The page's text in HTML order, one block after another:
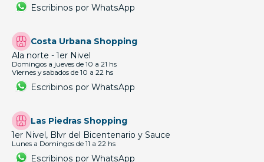
Escribinos por WhatsApp
Costa Urbana Shopping
Ala norte - 1er Nivel
Domingos a jueves de 10 a 21 hs
Viernes y sabados de 10 a 22 hs
Escribinos por WhatsApp
Las Piedras Shopping
1er Nivel, Blvr del Bicentenario y Sauce
Lunes a Domingos de 11 a 22 hs
Escribinos por WhatsApp